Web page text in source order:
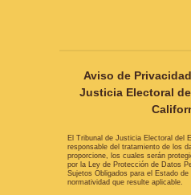
Aviso de
Justicia Electoral
El Tribunal de Justicia Electoral del
responsable del tratamiento de los
proporcione, los cuales serán
por la Ley de Protección de Datos
Sujetos Obligados para el Estado
normatividad que resulte aplicable.